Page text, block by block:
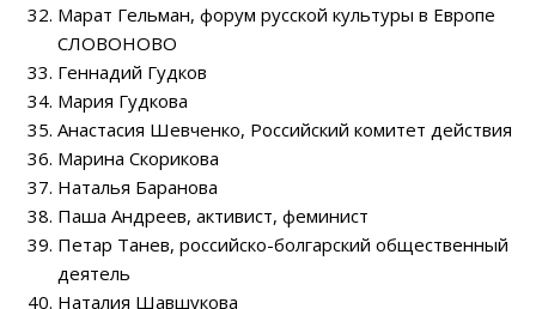
Марат Гельман, форум русской культуры в Европе
СЛОВОНОВО
Геннадий Гудков
Мария Гудкова
Анастасия Шевченко, Российский комитет действия
Марина Скорикова
Наталья Баранова
Паша Андреев, активист, феминист
Петар Танев, российско-болгарский общественный
деятель
Наталия Шавшукова